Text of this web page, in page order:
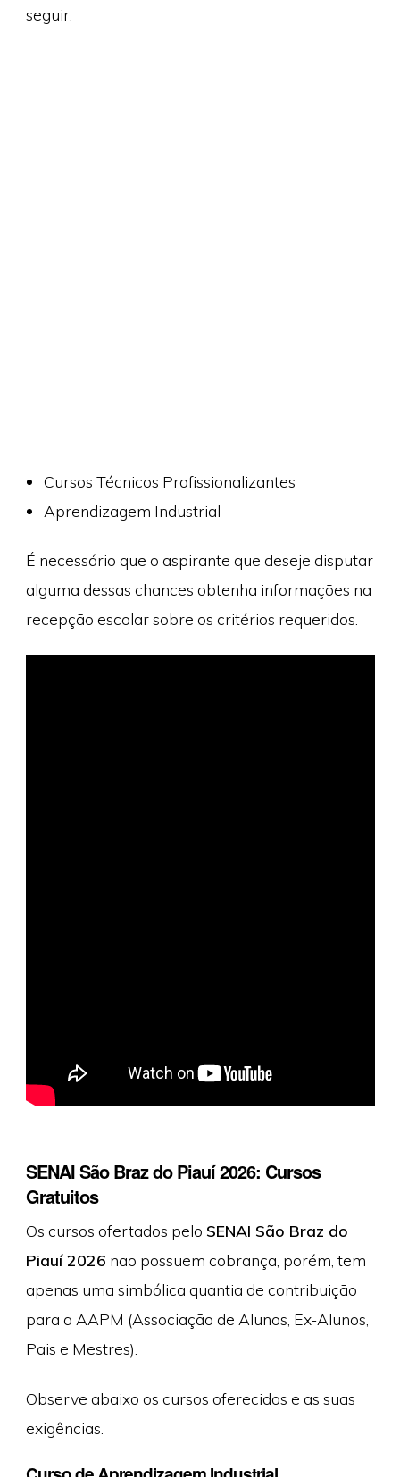
seguir:
Cursos Técnicos Profissionalizantes
Aprendizagem Industrial
É necessário que o aspirante que deseje disputar
alguma dessas chances obtenha informações na
recepção escolar sobre os critérios requeridos.
SENAI São Braz do Piauí 2026: Cursos
Gratuitos
Os cursos ofertados pelo SENAI São Braz do
Piauí 2026 não possuem cobrança, porém, tem
apenas uma simbólica quantia de contribuição
para a AAPM (Associação de Alunos, Ex-Alunos,
Pais e Mestres).
Observe abaixo os cursos oferecidos e as suas
exigências.